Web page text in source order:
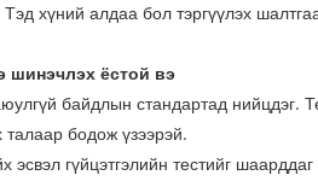
Тэд хүний ​​алдаа бол тэргүүлэх
шинэчлэх ёстой вэ
байдлын стандартад нийцдэг.
бодож үзээрэй.
гүйцэтгэлийн тестийг шаарддаг